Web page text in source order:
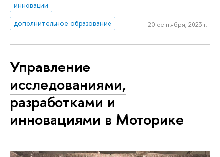
инновации
дополнительное образование
20 сентября, 2023 г.
Управление
исследованиями,
разработками и
инновациями в Моторике